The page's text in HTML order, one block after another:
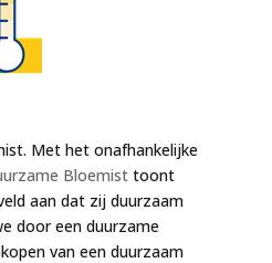
Met het onafhankelijke
Bloemisttoont
aan dat zij duurzaam
door een duurzame
van een duurzaam